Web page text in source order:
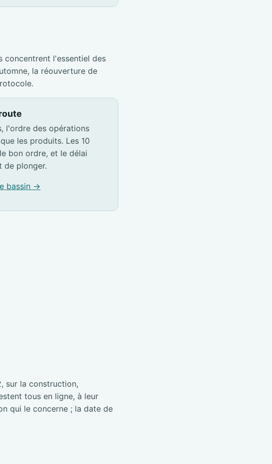
concentrent l'essentiel des
la réouverture de
l'ordre des opérations
les produits. Les 10
bon ordre, et le délai
de plonger.
bassin →
sur la construction,
tous en ligne, à leur
qui le concerne ; la date de